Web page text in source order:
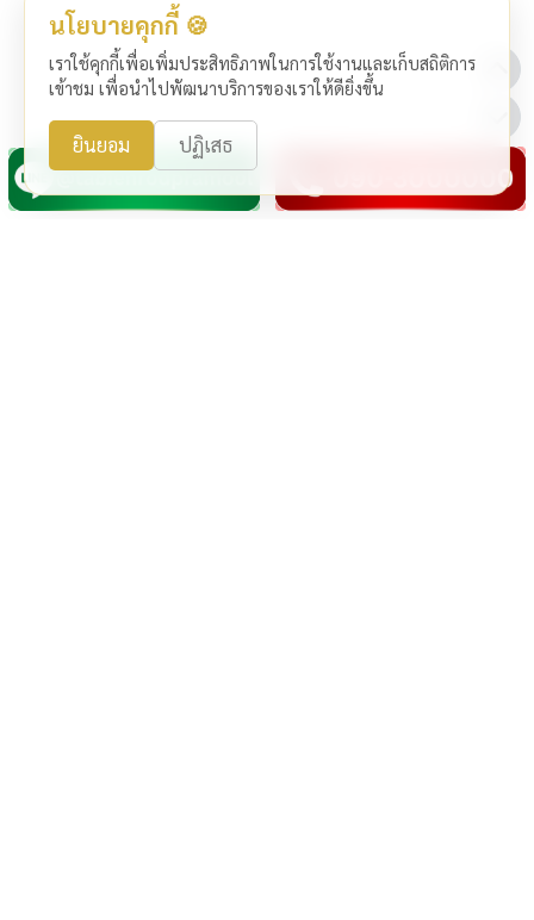
นโยบายคุกกี้ 🍪
เราใช้คุกกี้เพื่อเพิ่มประสิทธิภาพในการใช้งานและเก็บสถิติการ
เข้าชม เพื่อนำไปพัฒนาบริการของเราให้ดียิ่งขึ้น
ยินยอม ปฏิเสธ